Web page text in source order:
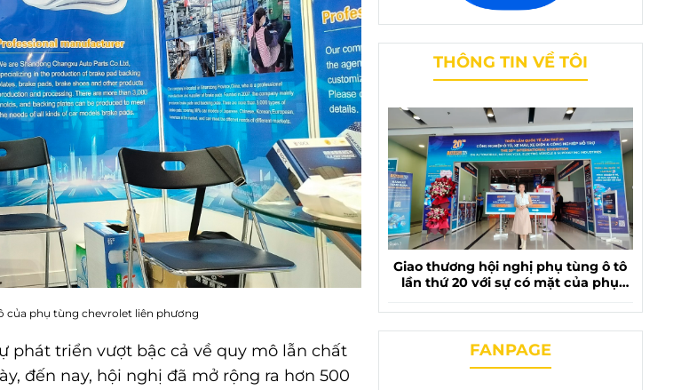
của phụ tùng chevrolet liên phương
phát triển vượt bậc cả về quy mô lẫn chất
đến nay, hội nghị đã mở rộng ra hơn 500
THÔNG TIN VỀ TÔI
Giao thương hội nghị phụ tùng ô tô
lần thứ 20 với sự có mặt của phụ
FANPAGE